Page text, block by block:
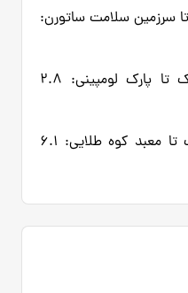
سرزمین سلامت ساتورن:
فاصله هتل فروم پارک بانکوک تا پارک لومپینی: ۲.۸
فاصله هتل فروم پارک بانکوک تا معبد کوه طلایی: ۶.۱